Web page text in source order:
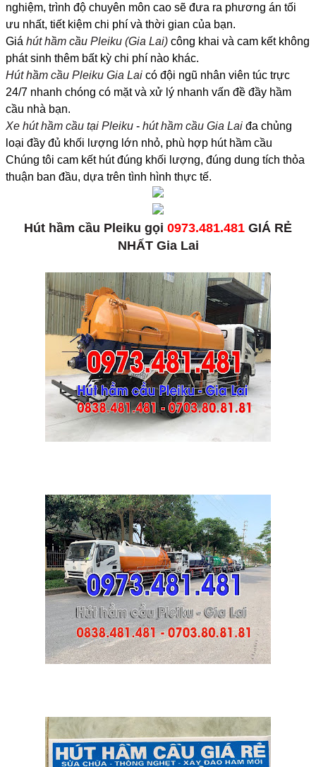
nghiệm, trình độ chuyên môn cao sẽ đưa ra phương án tối
ưu nhất, tiết kiệm chi phí và thời gian của bạn.
Giá hút hầm cầu Pleiku (Gia Lai)công khai và cam kết không
phát sinh thêm bất kỳ chi phí nào khác.
Hút hầm cầu Pleiku Gia Laicó đội ngũ nhân viên túc trực
24/7 nhanh chóng có mặt và xử lý nhanh vấn đề đầy hầm
cầu nhà bạn.
Xe hút hầm cầu tại Pleiku- hút hầm cầu Gia Laiđa chủng
loại đầy đủ khối lượng lớn nhỏ, phù hợp hút hầm cầu
Chúng tôi cam kết hút đúng khối lượng, đúng dung tích thỏa
thuận ban đầu, dựa trên tình hình thực tế.
Hút hầm cầu Pleiku gọi 0973.481.481 GIÁ RẺ
NHẤT Gia Lai